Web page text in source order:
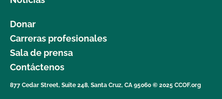
Donar
Carreras profesionales
Sala de prensa
Contáctenos
877 Cedar Street, Suite 248, Santa Cruz, CA 95060 © 2025 CCOF.org